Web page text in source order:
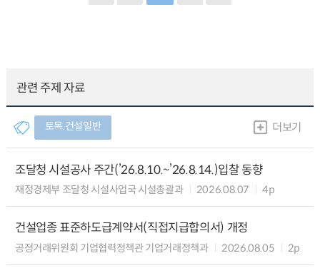
관련 주제 자료
토목.건설일반 더보기
조달청 시설공사 주간(’26.8.10.~’26.8.14.)입찰 동향
재정경제부 조달청 시설사업국 시설총괄과 2026.08.07 4p
건설업종 표준하도급계약서(직접지급합의서) 개정
공정거래위원회 기업협력정책관 기업거래정책과 2026.08.05 2p